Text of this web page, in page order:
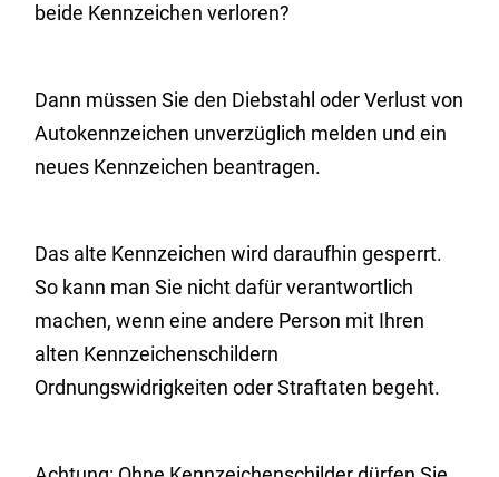
beide Kennzeichen verloren?
Dann müssen Sie den Diebstahl oder Verlust von
Autokennzeichen unverzüglich melden und ein
neues Kennzeichen beantragen.
Das alte Kennzeichen wird daraufhin gesperrt.
So kann man Sie nicht dafür verantwortlich
machen, wenn eine andere Person mit Ihren
alten Kennzeichenschildern
Ordnungswidrigkeiten oder Straftaten begeht.